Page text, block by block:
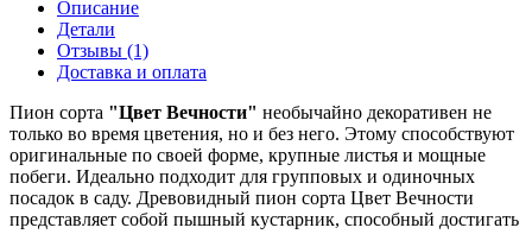
Описание
Детали
Отзывы (1)
Доставка и оплата
Пион сорта "Цвет Вечности" необычайно декоративен не
только во время цветения, но и без него. Этому способствуют
оригинальные по своей форме, крупные листья и мощные
побеги. Идеально подходит для групповых и одиночных
посадок в саду. Древовидный пион сорта Цвет Вечности
представляет собой пышный кустарник, способный достигать